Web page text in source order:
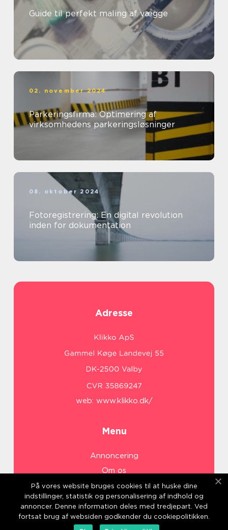
Guide til perfekt maling af vægge
02. november 2024
Parkeringsfirma: Optimering af
virksomhedens parkeringsløsninger
08. oktober 2024
Fotoregistrering: En digital revolution
inden for dokumentation
Adresse
web: www.klikko.dk/
Menu
Annoncering
Om os
Cookies
Kontakt os
Sitemap
På vores website bruges cookies til at huske dine
indstillinger, statistik og personalisering af indhold og
annoncer. Denne information deles med tredjepart. Ved
fortsat brug af websiden godkender du cookiepolitikken.